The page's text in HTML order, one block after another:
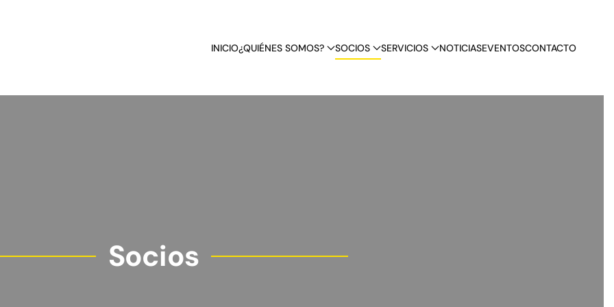
INICIO¿QUIÉNES SOMOS? SOCIOS SERVICIOS NOTICIASEVENTOSCONTACTO
Socios